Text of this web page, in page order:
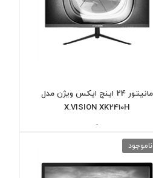
مانیتور 24 اینچ ایکس ویژن مدل
X.VISION XK2410H
-
ناموجود